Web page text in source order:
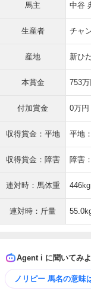
馬主 中谷
生産者 チャ
産地 新ひ
本賞金 753万
付加賞金 0万円
収得賞金：平地 平地
収得賞金：障害 障害
連対時：馬体重 446kg
連対時：斤量
Agent i に聞いてみ
ノリピー 馬名の意味